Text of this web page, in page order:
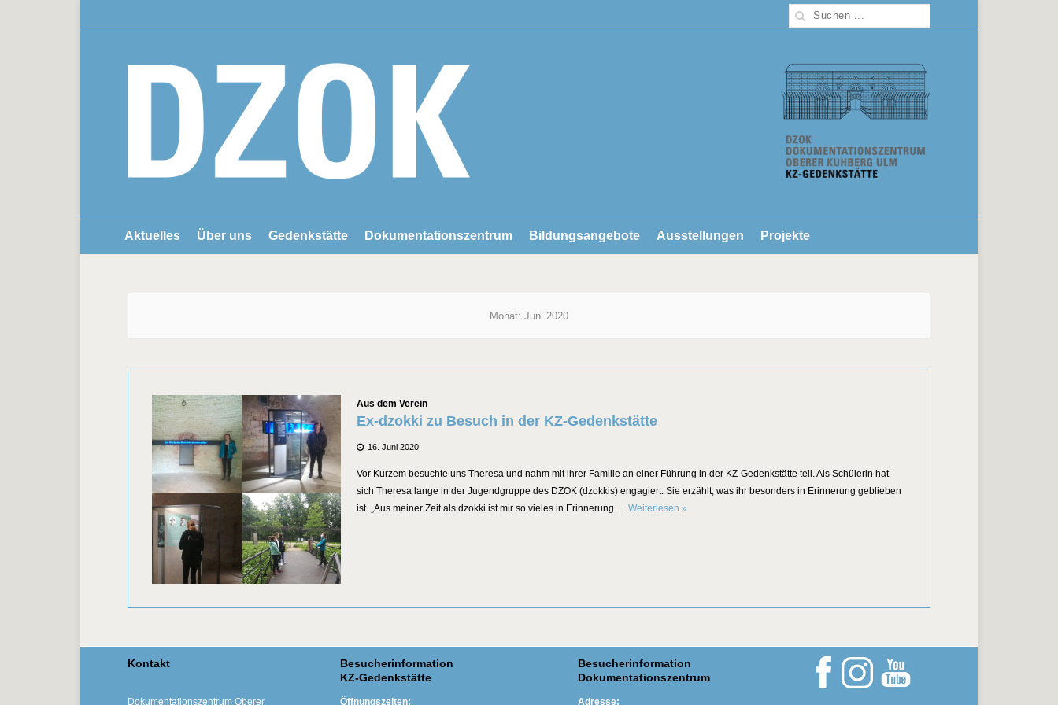
Aktuelles Über uns Gedenkstätte Dokumentationszentrum Bildungsangebote Ausstellungen Projekte
Monat: Juni 2020
Kategorien
Aus dem Verein
Ex-dzokki zu Besuch in der KZ-Gedenkstätte
Posted
16. Juni 2020
Vor Kurzem besuchte uns Theresa und nahm mit ihrer Familie an einer Führung in der KZ-Gedenkstätte teil. Als Schülerin hat
sich Theresa lange in der Jugendgruppe des DZOK (dzokkis) engagiert. Sie erzählt, was ihr besonders in Erinnerung geblieben
ist. „Aus meiner Zeit als dzokki ist mir so vieles in Erinnerung … Weiterlesen Ex-dzokki zu Besuch in der KZ-Gedenkstätte
»
Kontakt
Dokumentationszentrum Oberer
Besucherinformation
KZ-Gedenkstätte
Öffnungszeiten:
Besucherinformation
Dokumentationszentrum
Adresse: